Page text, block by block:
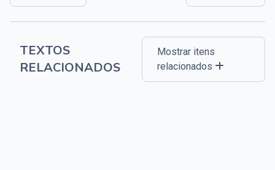
TEXTOS
RELACIONADOS
Mostrar itens
relacionados